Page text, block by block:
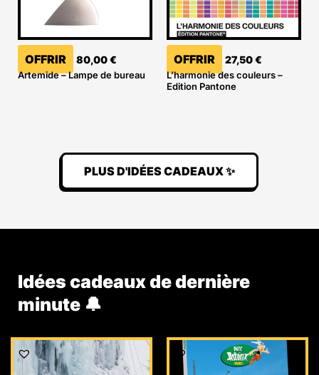
OFFRIR 80,00€
Artemide – Lampe de bureau
OFFRIR 27,50€
L’harmonie des couleurs –
Edition Pantone
PLUS D'IDÉES CADEAUX ✨
Idées cadeaux de dernière
minute 🔔